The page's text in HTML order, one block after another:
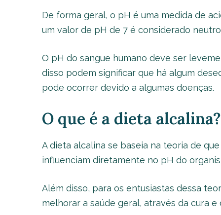
De forma geral, o pH é uma medida de
um valor de pH de 7 é considerado
O pH do sangue humano deve ser
disso podem significar que há algum
pode ocorrer devido a algumas doenças.
O que é a dieta alcalina?
A dieta alcalina se baseia na teoria de
influenciam diretamente no pH do
Além disso, para os entusiastas dessa
melhorar a saúde geral, através da cura